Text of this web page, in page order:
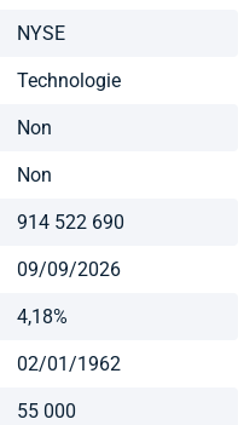
NYSE
Technologie
Non
Non
914 522 690
09/09/2026
4,18%
02/01/1962
55 000